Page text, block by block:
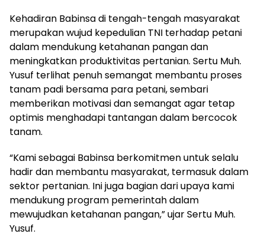
Kehadiran Babinsa di tengah-tengah masyarakat
merupakan wujud kepedulian TNI terhadap petani
dalam mendukung ketahanan pangan dan
meningkatkan produktivitas pertanian. Sertu Muh.
Yusuf terlihat penuh semangat membantu proses
tanam padi bersama para petani, sembari
memberikan motivasi dan semangat agar tetap
optimis menghadapi tantangan dalam bercocok
tanam.
“Kami sebagai Babinsa berkomitmen untuk selalu
hadir dan membantu masyarakat, termasuk dalam
sektor pertanian. Ini juga bagian dari upaya kami
mendukung program pemerintah dalam
mewujudkan ketahanan pangan,” ujar Sertu Muh.
Yusuf.